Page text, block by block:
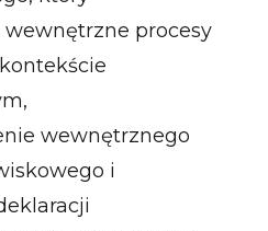
procesy
wewnętrznego
i